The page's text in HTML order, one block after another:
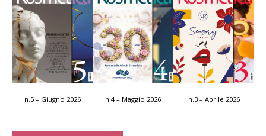
n.5 – Giugno 2026 n.4 – Maggio 2026 n.3 – Aprile 2026